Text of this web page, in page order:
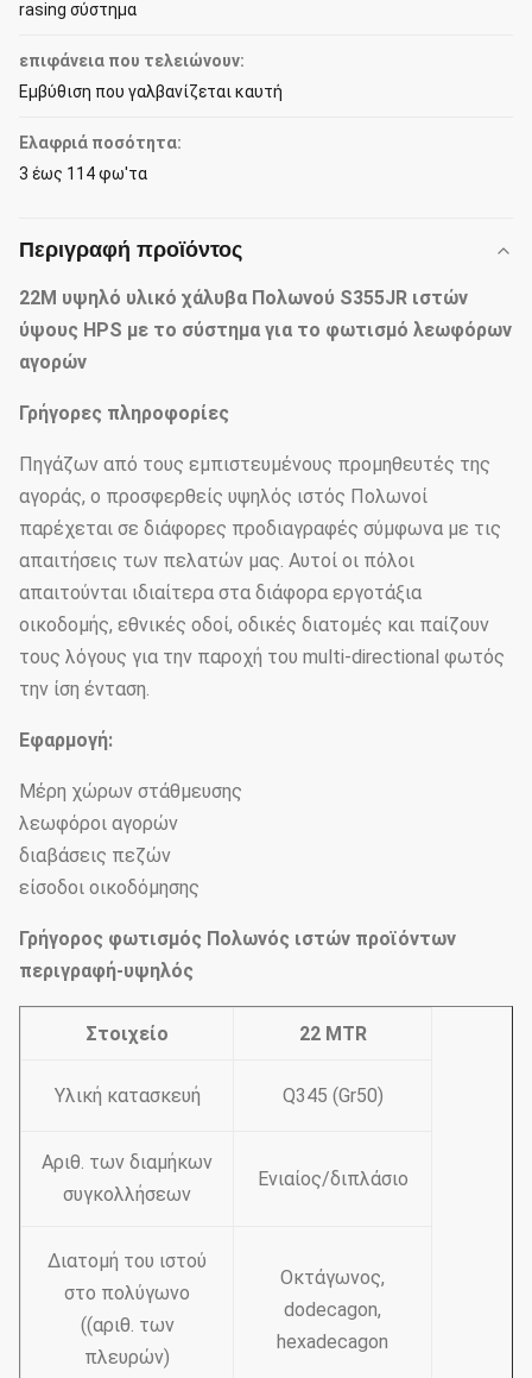
rasing σύστημα
επιφάνεια που τελειώνουν:
Εμβύθιση που γαλβανίζεται καυτή
Ελαφριά ποσότητα:
3 έως 114 φω'τα
Περιγραφή προϊόντος
22M υψηλό υλικό χάλυβα Πολωνού S355JR ιστών
ύψους HPS με το σύστημα για το φωτισμό λεωφόρων
αγορών
Γρήγορες πληροφορίες
Πηγάζων από τους εμπιστευμένους προμηθευτές της
αγοράς, ο προσφερθείς υψηλός ιστός Πολωνοί
παρέχεται σε διάφορες προδιαγραφές σύμφωνα με τις
απαιτήσεις των πελατών μας. Αυτοί οι πόλοι
απαιτούνται ιδιαίτερα στα διάφορα εργοτάξια
οικοδομής, εθνικές οδοί, οδικές διατομές και παίζουν
τους λόγους για την παροχή του multi-directional φωτός
την ίση ένταση.
Εφαρμογή:
Μέρη χώρων στάθμευσης
λεωφόροι αγορών
διαβάσεις πεζών
είσοδοι οικοδόμησης
Γρήγορος φωτισμός Πολωνός ιστών προϊόντων
περιγραφή-υψηλός
Στοιχείο 22 MTR
Υλική κατασκευή Q345 (Gr50)
Αριθ. των διαμήκων
συγκολλήσεων
Ενιαίος/διπλάσιο
Διατομή του ιστού
στο πολύγωνο
((αριθ. των
πλευρών)
Οκτάγωνος,
dodecagon,
hexadecagon